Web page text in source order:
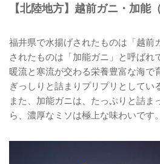
【北陸地方】越前ガニ・加能
福井県で水揚げされたものは「越前
されたものは「加能ガニ」と呼ばれ
暖流と寒流が交わる栄養豊富な海で
ぎっしりと詰まりプリプリとしてい
また、加能ガニは、たっぷりと詰ま
ら、濃厚なミソは極上な味わいです。